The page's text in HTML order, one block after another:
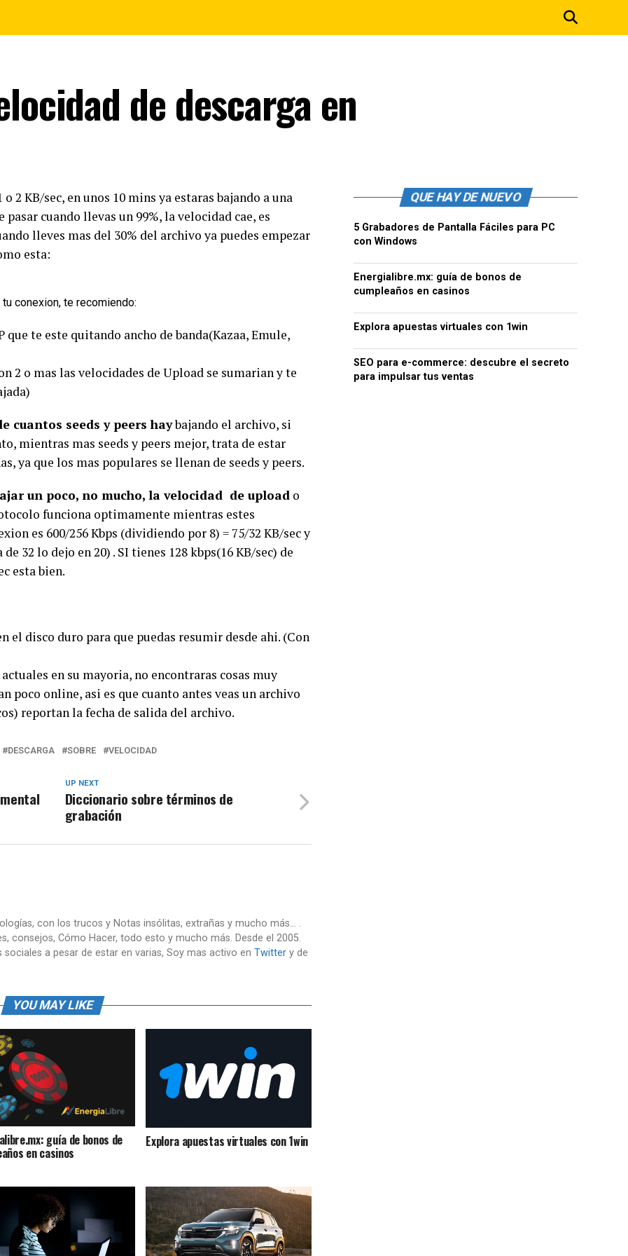
de descarga en
2 KB/sec, en unos 10 mins ya estaras bajando a una
cuando llevas un 99%, la velocidad cae, es
lleves mas del 30% del archivo ya puedes empezar
esta:
conexion, te recomiendo:
te este quitando ancho de banda(Kazaa, Emule,
2 o mas las velocidades de Upload se sumarian y te
cuantos seeds y peers haybajando el archivo, si
mientras mas seeds y peers mejor, trata de estar
ya que los mas populares se llenan de seeds y peers.
un poco, no mucho, la velocidad de upload o
funciona optimamente mientras estes
es 600/256 Kbps (dividiendo por 8) = 75/32 KB/sec y
32 lo dejo en 20) . SI tienes 128 kbps(16 KB/sec) de
esta bien.
el disco duro para que puedas resumir desde ahi. (Con
en su mayoria, no encontraras cosas muy
poco online, asi es que cuanto antes veas un archivo
reportan la fecha de salida del archivo.
DESCARGA SOBRE VELOCIDAD
UP NEXT
Diccionario sobre términos de
grabación
con los trucos y Notas insólitas, extrañas y mucho más... .
consejos, Cómo Hacer, todo esto y mucho más. Desde el 2005.
sociales a pesar de estar en varias, Soy mas activo en Twitter y de
YOU MAY LIKE
guía de bonos de
en casinos
Explora apuestas virtuales con 1win
QUE HAY DE NUEVO
5 Grabadores de Pantalla Fáciles para PC
con Windows
Energialibre.mx: guía de bonos de
cumpleaños en casinos
Explora apuestas virtuales con 1win
SEO para e-commerce: descubre el secreto
para impulsar tus ventas